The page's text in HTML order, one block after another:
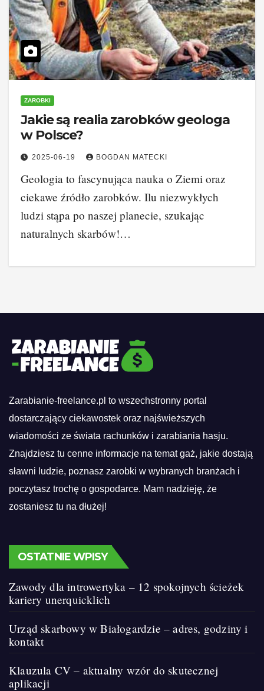
ZAROBKI
Jakie są realia zarobków geologa
w Polsce?
2025-06-19 BOGDAN MATECKI
Geologia to fascynująca nauka o Ziemi oraz
ciekawe źródło zarobków. Ilu niezwykłych
ludzi stąpa po naszej planecie, szukając
naturalnych skarbów!…
Zarabianie-freelance.pl to wszechstronny portal
dostarczający ciekawostek oraz najświeższych
wiadomości ze świata rachunków i zarabiania hasju.
Znajdziesz tu cenne informacje na temat gaż, jakie dostają
sławni ludzie, poznasz zarobki w wybranych branżach i
poczytasz trochę o gospodarce. Mam nadzieję, że
zostaniesz tu na dłużej!
OSTATNIE WPISY
Zawody dla introwertyka – 12 spokojnych ścieżek
kariery unerquicklich
Urząd skarbowy w Białogardzie – adres, godziny i
kontakt
Klauzula CV – aktualny wzór do skutecznej
aplikacji